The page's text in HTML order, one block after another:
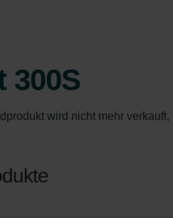
300S
wird nicht mehr